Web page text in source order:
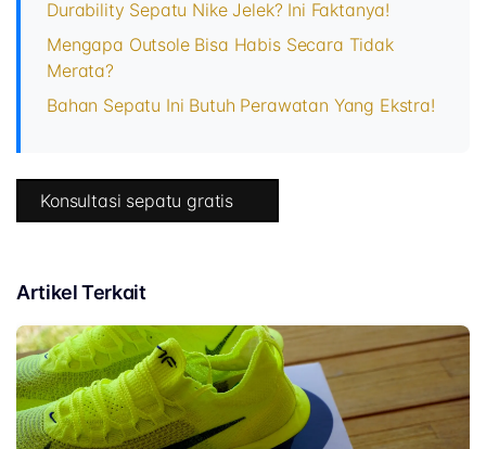
Durability Sepatu Nike Jelek? Ini Faktanya!
Mengapa Outsole Bisa Habis Secara Tidak
Merata?
Bahan Sepatu Ini Butuh Perawatan Yang Ekstra!
Konsultasi sepatu gratis
Artikel Terkait